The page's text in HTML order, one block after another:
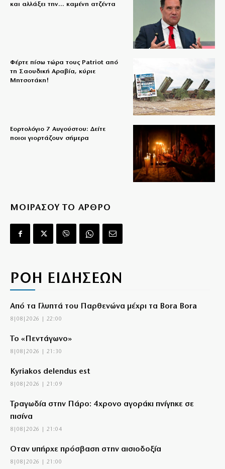
και αλλάξει την… καμένη ατζέντα
Φέρτε πίσω τώρα τους Patriot από
τη Σαουδική Αραβία, κύριε
Μητσοτάκη!
Εορτολόγιο 7 Αυγούστου: Δείτε
ποιοι γιορτάζουν σήμερα
ΜΟΙΡΑΣΟΥ ΤΟ ΑΡΘΡΟ
ΡΟΗ ΕΙΔΗΣΕΩΝ
Από τα Γλυπτά του Παρθενώνα μέχρι τα Bora Bora
8|08|2026 | 22:00
Το «Πεντάγωνο»
8|08|2026 | 21:30
Kyriakos delendus est
8|08|2026 | 21:09
Τραγωδία στην Πάρο: 4χρονο αγοράκι πνίγηκε σε
πισίνα
8|08|2026 | 21:04
Όταν υπήρχε πρόσβαση στην αισιοδοξία
8|08|2026 | 21:00